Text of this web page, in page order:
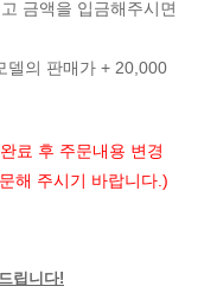
금액을 입금해주시면
델의 판매가 + 20,000
료 후 주문내용 변경
해 주시기 바랍니다.)
립니다!